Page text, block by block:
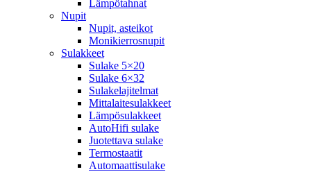
Lämpötahnat
Nupit
Nupit, asteikot
Monikierrosnupit
Sulakkeet
Sulake 5×20
Sulake 6×32
Sulakelajitelmat
Mittalaitesulakkeet
Lämpösulakkeet
AutoHifi sulake
Juotettava sulake
Termostaatit
Automaattisulake